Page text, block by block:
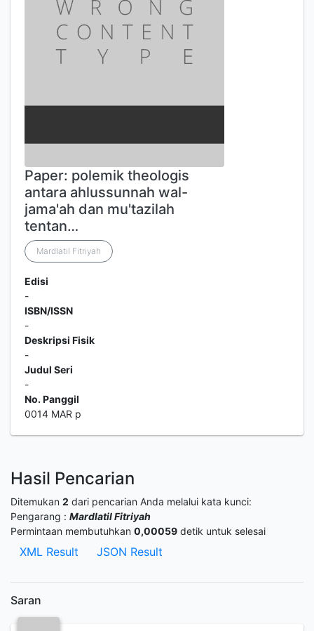
Paper: polemik theologis
antara ahlussunnah wal-
jama'ah dan mu'tazilah
tentan…
Mardlatil Fitriyah
Edisi
-
ISBN/ISSN
-
Deskripsi Fisik
-
Judul Seri
-
No. Panggil
0014 MAR p
Hasil Pencarian
Ditemukan 2 dari pencarian Anda melalui kata kunci:
Pengarang : Mardlatil Fitriyah
Permintaan membutuhkan 0,00059 detik untuk selesai
XML Result JSON Result
Saran